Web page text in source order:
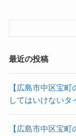
最近の投稿
【広島市中区宝
してはいけないタ
【広島市中区宝